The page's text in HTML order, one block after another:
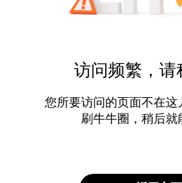
访问频繁，请
您所要访问的页面不在这
刷牛牛圈，稍后就